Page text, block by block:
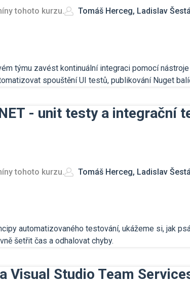
tohoto kurzu. Tomáš Herceg, Ladislav
týmu zavést kontinuální integraci pomocí
spouštění UI testů, publikování Nuget
- unit testy a integrační
tohoto kurzu. Tomáš Herceg, Ladislav
automatizovaného testování, ukážeme si, jak
šetřit čas a odhalovat chyby.
Visual Studio Team